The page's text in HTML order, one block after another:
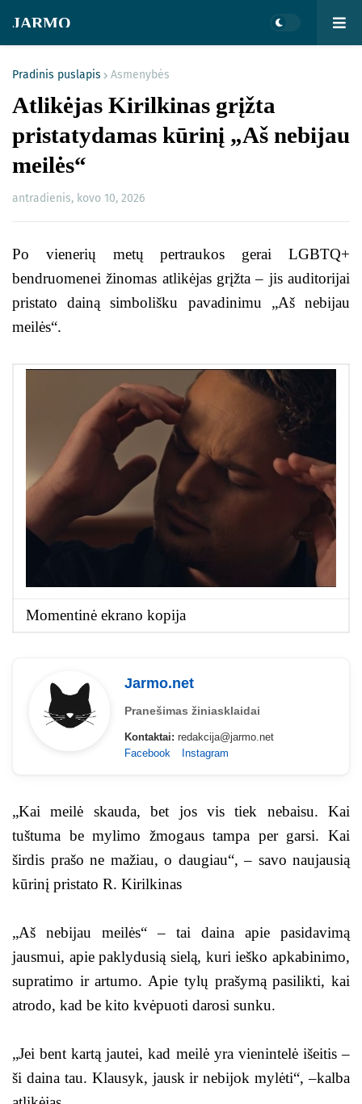
JARMO
Pradinis puslapis Asmenybės
Atlikėjas Kirilkinas grįžta
pristatydamas kūrinį „Aš nebijau
meilės“
antradienis, kovo 10, 2026
Po vienerių metų pertraukos gerai LGBTQ+
bendruomenei žinomas atlikėjas grįžta – jis auditorijai
pristato dainą simbolišku pavadinimu „Aš nebijau
meilės“.
Momentinė ekrano kopija
Jarmo.net
Pranešimas žiniasklaidai
Kontaktai: redakcija@jarmo.net
Facebook
Instagram
„Kai meilė skauda, bet jos vis tiek nebaisu. Kai
tuštuma be mylimo žmogaus tampa per garsi. Kai
širdis prašo ne mažiau, o daugiau“, – savo naujausią
kūrinį pristato R. Kirilkinas
„Aš nebijau meilės“ – tai daina apie pasidavimą
jausmui, apie paklydusią sielą, kuri ieško apkabinimo,
supratimo ir artumo. Apie tylų prašymą pasilikti, kai
atrodo, kad be kito kvėpuoti darosi sunku.
„Jei bent kartą jautei, kad meilė yra vienintelė išeitis –
ši daina tau. Klausyk, jausk ir nebijok mylėti“, –kalba